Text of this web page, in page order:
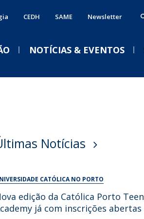
CEDH SAME Newsletter
NOTÍCIAS & EVENTOS
Acolhimento aos novos
estudantes da
2026/2027
Qui, 03 Set 2026 - 18:30
e empregabilidade
Serviços Académicos
Vida no campus
Portal Career Services
Notícias
CATÓLICA NO PORTO
edição da Católica Porto Teen
já com inscrições abertas